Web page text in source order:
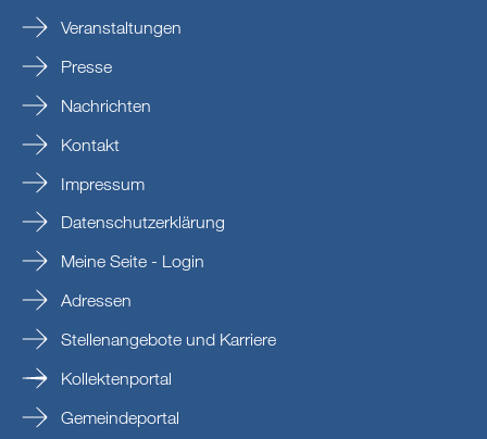
Veranstaltungen
Presse
Nachrichten
Kontakt
Impressum
Datenschutzerklärung
Meine Seite - Login
Adressen
Stellenangebote und Karriere
Kollektenportal
Gemeindeportal